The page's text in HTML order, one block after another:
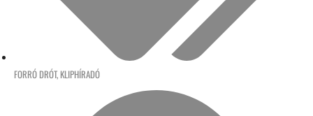
FORRÓ DRÓT, KLIPHÍRADÓ